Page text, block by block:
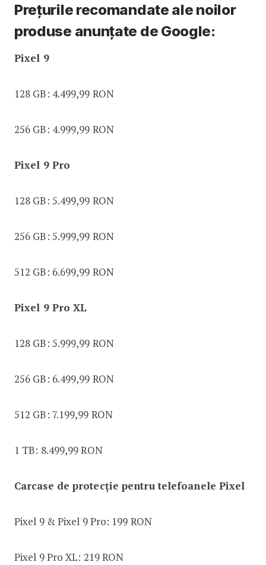
Prețurile recomandate ale noilor
produse anunțate de Google:
Pixel 9
128 GB: 4.499,99 RON
256 GB: 4.999,99 RON
Pixel 9 Pro
128 GB: 5.499,99 RON
256 GB: 5.999,99 RON
512 GB: 6.699,99 RON
Pixel 9 Pro XL
128 GB: 5.999,99 RON
256 GB: 6.499,99 RON
512 GB: 7.199,99 RON
1 TB: 8.499,99 RON
Carcase de protecție pentru telefoanele Pixel
Pixel 9 & Pixel 9 Pro: 199 RON
Pixel 9 Pro XL: 219 RON